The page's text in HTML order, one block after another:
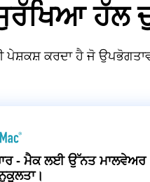
ਹੱਲ
ਪੇਸ਼ਕਸ਼ ਕਰਦਾ ਹੈ ਜੋ
- ਮੈਕ ਲਈ ਉੱਨਤ ਮਾਲਵੇਅਰ